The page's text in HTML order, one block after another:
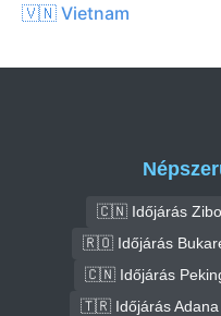
🇻🇳 Vietnam
🇨🇳 Időjárás Zibo
🇷🇴 Időjárás
🇨🇳 Időjárás
🇹🇷 Időjárás Adana